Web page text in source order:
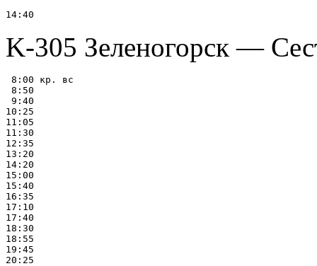
K-305 Зеленогорск —
8:00 кр. вс
8:50
9:40
10:25
11:05
11:30
12:35
13:20
14:20
15:00
15:40
16:35
17:10
17:40
18:30
18:55
19:45
20:25